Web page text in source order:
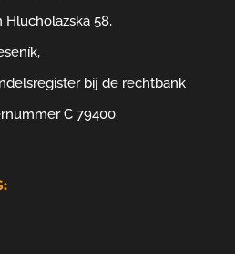
Hlucholazská 58,
bij de rechtbank
C 79400.